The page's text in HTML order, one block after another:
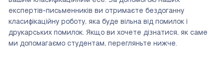
експертів-письменників ви отримаєте бездоганну
класифікаційну роботу, яка буде вільна від помилок і
друкарських помилок. Якщо ви хочете дізнатися, як саме
ми допомагаємо студентам, перегляньте нижче.